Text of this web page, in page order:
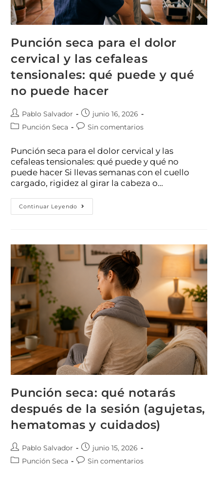
Punción seca para el dolor
cervical y las cefaleas
tensionales: qué puede y qué
no puede hacer
Pablo Salvador
junio 16, 2026
Punción Seca
Sin comentarios
Punción seca para el dolor cervical y las
cefaleas tensionales: qué puede y qué no
puede hacer Si llevas semanas con el cuello
cargado, rigidez al girar la cabeza o…
Continuar Leyendo
Punción seca: qué notarás
después de la sesión (agujetas,
hematomas y cuidados)
Pablo Salvador
junio 15, 2026
Punción Seca
Sin comentarios